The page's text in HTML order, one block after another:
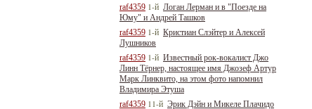
raf4359 1-й Логан Лерман и в "Поезде на
Юму" и Андрей Ташков
raf4359 1-й Кристиан Слэйтер и Алексей
Лушников
raf4359 1-й Известный рок-вокалист Джо
Линн Тёрнер, настоящее имя Джозеф Артур
Марк Линквито, на этом фото напомнил
Владимира Этуша
raf4359 11-й Эрик Дэйн и Микеле Плачидо